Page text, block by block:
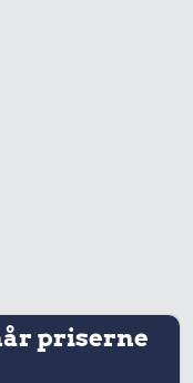
priserne